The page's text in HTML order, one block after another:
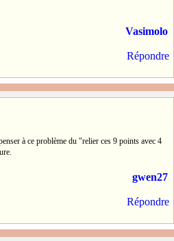
Vasimolo
Répondre
à ce problème du "relier ces 9 points avec 4
gwen27
Répondre